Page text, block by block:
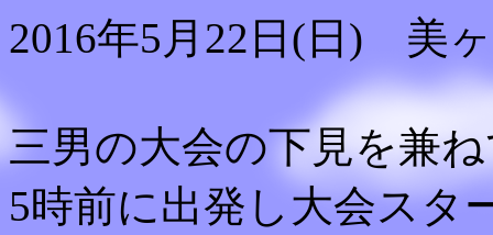
2016年5月22日(日) 美
三男の大会の下見を兼
5時前に出発し大会スタ